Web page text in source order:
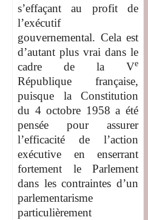
s’effaçant au profit de
l’exécutif
gouvernemental. Cela est
d’autant plus vrai dans le
cadre de la Ve
République française,
puisque la Constitution
du 4 octobre 1958 a été
pensée pour assurer
l’efficacité de l’action
exécutive en enserrant
fortement le Parlement
dans les contraintes d’un
parlementarisme
particulièrement